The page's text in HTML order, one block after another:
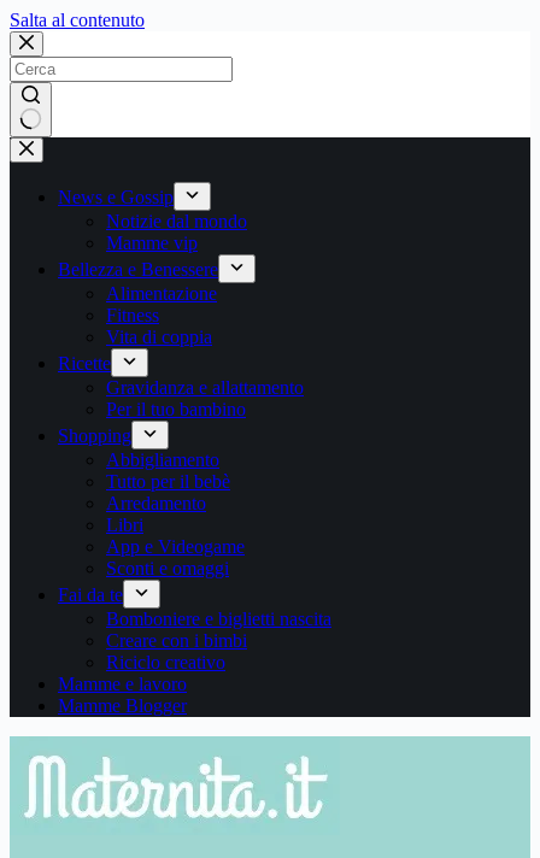
Salta al contenutoSalta
contenuto
Nessun
risultato
News e Gossip
Notizie dal mondo
Mamme vip
Bellezza e Benessere
Alimentazione
Fitness
Vita di coppia
Ricette
Gravidanza e allattamento
Per il tuo bambino
Shopping
Abbigliamento
Tutto per il bebè
Arredamento
Libri
App e Videogame
Sconti e omaggi
Fai da te
Bomboniere e biglietti nascita
Creare con i bimbi
Riciclo creativo
Mamme e lavoro
Mamme Blogger